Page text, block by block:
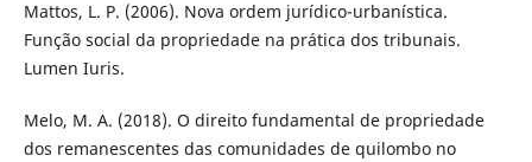
Mattos, L. P. (2006). Nova ordem jurídico-urbanística.
Função social da propriedade na prática dos tribunais.
Lumen Iuris.
Melo, M. A. (2018). O direito fundamental de propriedade
dos remanescentes das comunidades de quilombo no